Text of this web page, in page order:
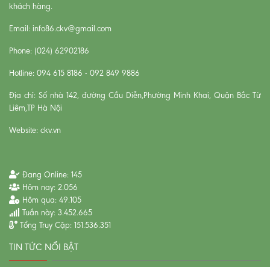
khách hàng.
Email: info86.ckv@gmail.com
Phone: (024) 62902186
Hotline: 094 615 8186 - 092 849 9886
Địa chỉ: Số nhà 142, đường Cầu Diễn,Phường Minh Khai, Quận Bắc Từ
Liêm,TP Hà Nội
Website: ckv.vn
Đang Online: 145
Hôm nay: 2.056
Hôm qua: 49.105
Tuần này: 3.452.665
Tổng Truy Cập: 151.536.351
TIN TỨC NỔI BẬT